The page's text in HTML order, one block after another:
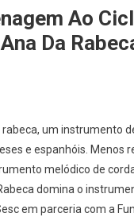
Ao
Da
um instrumento
e espanhóis. Menos
melódico de
domina o
em parceria com a